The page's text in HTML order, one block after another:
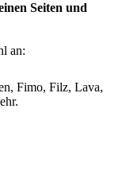
Seiten und
an:
Fimo, Filz, Lava,